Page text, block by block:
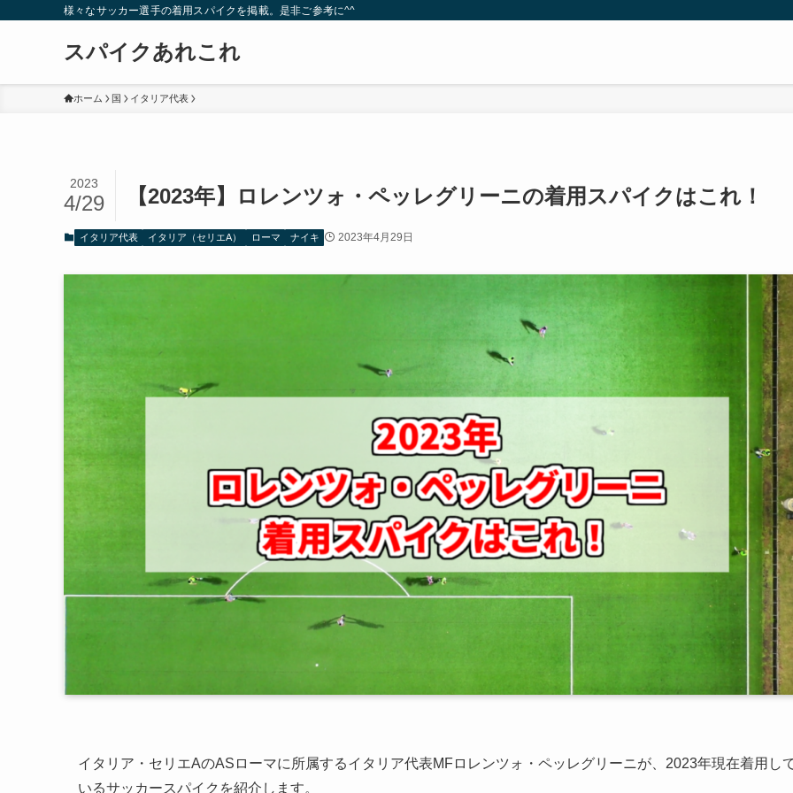
様々なサッカー選手の着用スパイクを掲載。是非ご参考に^^
スパイクあれこれ
ホーム 国 イタリア代表
【2023年】ロレンツォ・ペッレグリーニの着用スパイクはこれ！
2023
4/29
イタリア代表 イタリア（セリエA） ローマ ナイキ 2023年4月29日
イタリア・セリエAのASローマに所属するイタリア代表MFロレンツォ・ペッレグリーニが、2023年現在着用し
いるサッカースパイクを紹介します。